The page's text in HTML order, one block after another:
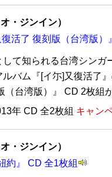
・ジンイン）
復活了 復刻版（台湾版）
して知られる台湾シンガ
ルバム『[イ尓]又復活了
（台湾版）』 CD 2枚組
年 CD 全2枚組 キャン
・ジンイン）
約』 CD 全1枚組